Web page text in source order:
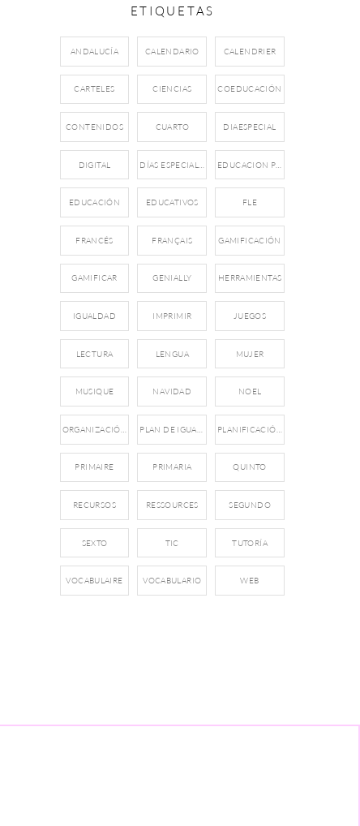
ETIQUETAS
ANDALUCÍA CALENDARIO CALENDRIER
CARTELES CIENCIAS COEDUCACIÓN
CONTENIDOS CUARTO DIAESPECIAL
DIGITAL
EDUCACIÓN EDUCATIVOS FLE
FRANCÉS FRANÇAIS GAMIFICACIÓN
GAMIFICAR GENIALLY HERRAMIENTAS
IGUALDAD IMPRIMIR JUEGOS
LECTURA LENGUA MUJER
MUSIQUE NAVIDAD NOEL
PRIMAIRE PRIMARIA QUINTO
RECURSOS RESSOURCES SEGUNDO
SEXTO TIC TUTORÍA
VOCABULAIRE VOCABULARIO WEB